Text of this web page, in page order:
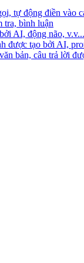
tự động điền vào
tra, bình luận
AI, động não, v.v...
được tạo bởi AI,
bản, câu trả lời